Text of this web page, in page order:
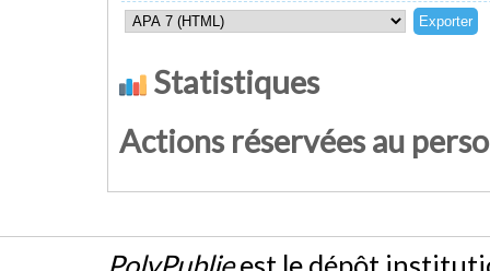
Statistiques
Actions réservées au